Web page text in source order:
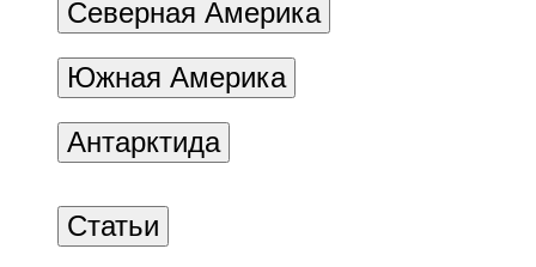
Северная Америка
Южная Америка
Антарктида
Статьи